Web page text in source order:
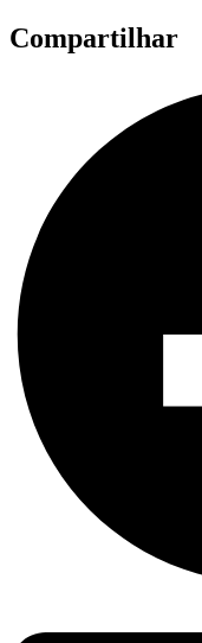
Compartilhar